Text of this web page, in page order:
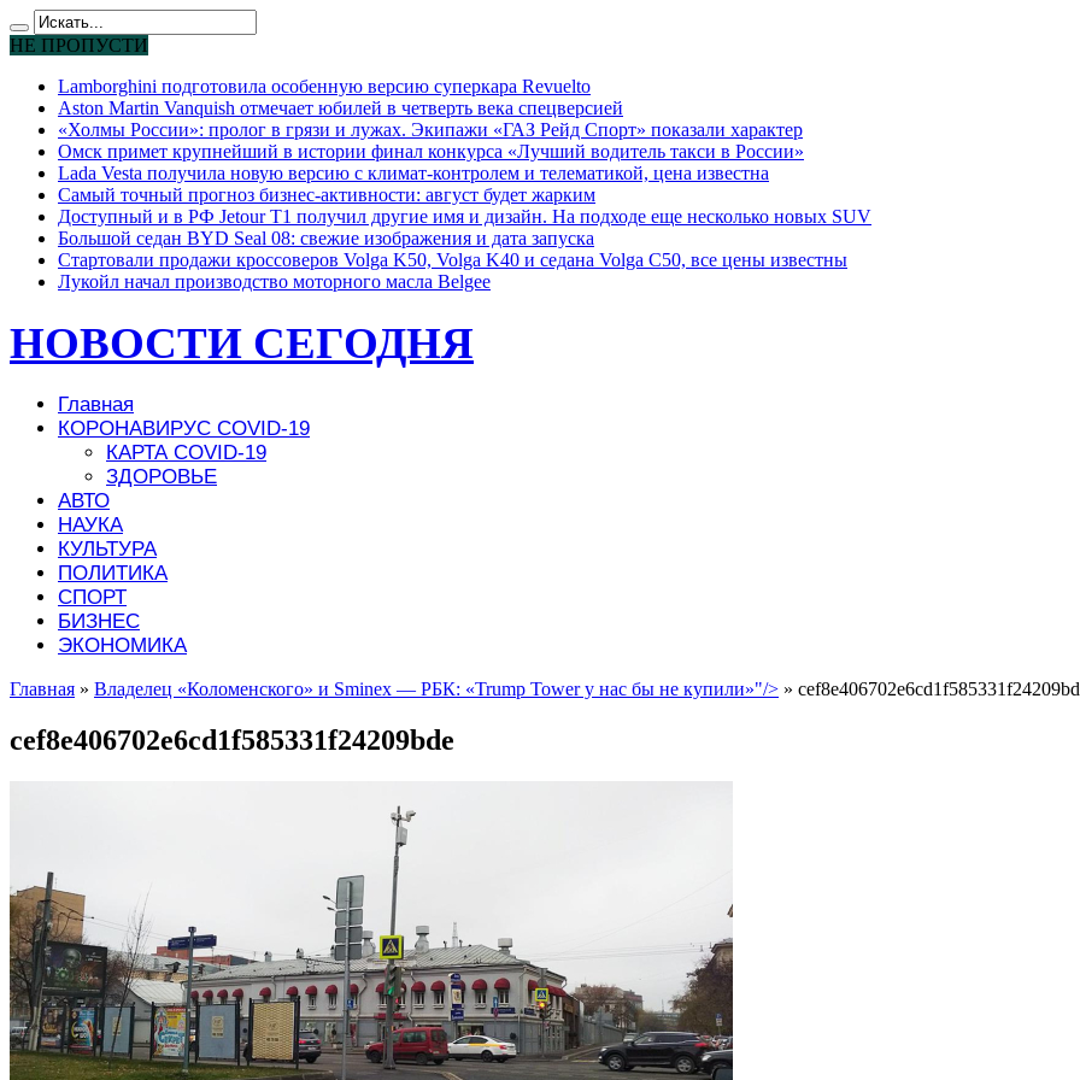
НЕ ПРОПУСТИ
Lamborghini подготовила особенную версию суперкара Revuelto
Aston Martin Vanquish отмечает юбилей в четверть века спецверсией
«Холмы России»: пролог в грязи и лужах. Экипажи «ГАЗ Рейд Спорт» показали характер
Омск примет крупнейший в истории финал конкурса «Лучший водитель такси в России»
Lada Vesta получила новую версию с климат-контролем и телематикой, цена известна
Самый точный прогноз бизнес-активности: август будет жарким
Доступный и в РФ Jetour T1 получил другие имя и дизайн. На подходе еще несколько новых SUV
Большой седан BYD Seal 08: свежие изображения и дата запуска
Стартовали продажи кроссоверов Volga K50, Volga K40 и седана Volga C50, все цены известны
Лукойл начал производство моторного масла Belgee
НОВОСТИ СЕГОДНЯ
Главная
КОРОНАВИРУС COVID-19
КАРТА COVID-19
ЗДОРОВЬЕ
АВТО
НАУКА
КУЛЬТУРА
ПОЛИТИКА
СПОРТ
БИЗНЕС
ЭКОНОМИКА
Главная » Владелец «Коломенского» и Smineх — РБК: «Trump Tower у нас бы не купили»"/> »
cef8e406702e6cd1f585331f24209bde